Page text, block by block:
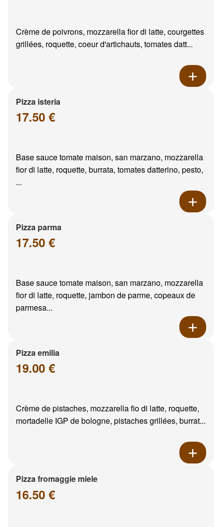
Crème de poivrons, mozzarella fior di latte, courgettes
grillées, roquette, coeur d'artichauts, tomates datt...
Pizza isteria
17.50 €
Base sauce tomate maison, san marzano, mozzarella
fior di latte, roquette, burrata, tomates datterino, pesto,
...
Pizza parma
17.50 €
Base sauce tomate maison, san marzano, mozzarella
fior di latte, roquette, jambon de parme, copeaux de
parmesa...
Pizza emilia
19.00 €
Crème de pistaches, mozzarella fio di latte, roquette,
mortadelle IGP de bologne, pistaches grillées, burrat...
Pizza fromaggie miele
16.50 €